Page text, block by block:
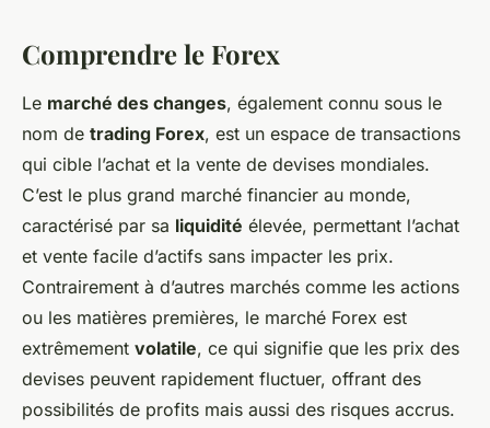
Réussir ses premières
transactions sur le Forex
admin•6 mars 2025•6 min de lecture
Comprendre le Forex
Le marché des changes, également connu sous le
nom de trading Forex, est un espace de transactions
qui cible l’achat et la vente de devises mondiales.
C’est le plus grand marché financier au monde,
caractérisé par sa liquidité élevée, permettant l’achat
et vente facile d’actifs sans impacter les prix.
Contrairement à d’autres marchés comme les actions
ou les matières premières, le marché Forex est
extrêmement volatile, ce qui signifie que les prix des
devises peuvent rapidement fluctuer, offrant des
possibilités de profits mais aussi des risques accrus.